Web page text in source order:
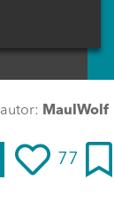
autor: MaulWolf
77